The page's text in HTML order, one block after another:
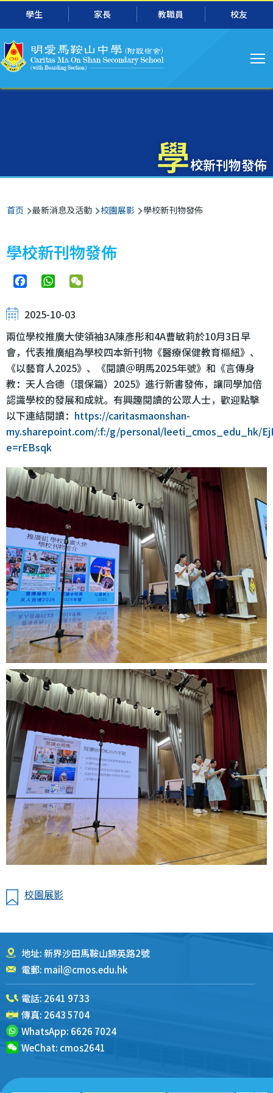
跳转到主要内容
學生 家長 教職員 校友
导
航
學校新刊物發佈
面
包
屑
首页 最新消息及活動 校園展影 學校新刊物發佈
學校新刊物發佈
FacebookWhatsApp
2025-10-03
兩位學校推廣大使領袖3A陳彥彤和4A曹敏莉於10月3日早
會，代表推廣組為學校四本新刊物《醫療保健教育樞紐》、
《以藝育人2025》、《閱讀＠明馬2025年號》和《言傳身
教：天人合德（環保篇）2025》進行新書發佈，讓同學加倍
認識學校的發展和成就。有興趣閱讀的公眾人士，歡迎點擊
以下連結閱讀： https://caritasmaonshan-
my.sharepoint.com/:f:/g/personal/leeti_cmos_edu_hk/
e=rEBsqk
校園展影
地址: 新界沙田馬鞍山錦英路2號
電郵: mail@cmos.edu.hk
電話: 2641 9733
傳真: 2643 5704
WhatsApp: 6626 7024
WeChat: cmos2641